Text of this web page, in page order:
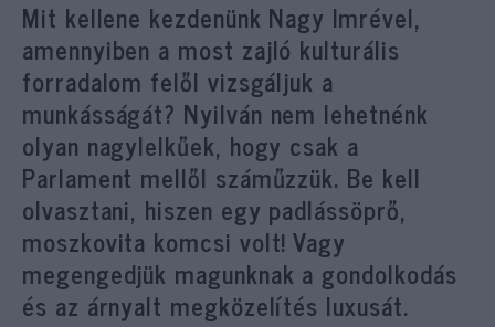
Mit kellene kezdenünk Nagy Imrével,
amennyiben a most zajló kulturális
forradalom felől vizsgáljuk a
munkásságát? Nyilván nem lehetnénk
olyan nagylelkűek, hogy csak a
Parlament mellől száműzzük. Be kell
olvasztani, hiszen egy padlássöprő,
moszkovita komcsi volt! Vagy
megengedjük magunknak a gondolkodás
és az árnyalt megközelítés luxusát.